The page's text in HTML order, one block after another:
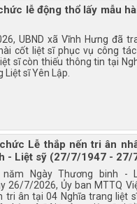
lễ động thổ lấy mẫu
UBND xã Vĩnh Hưng đã
cốt liệt sĩ phục vụ công
sĩ còn thiếu thông tin tại
sĩ Yên Lập.
Lễ thắp nến tri ân
- Liệt sỹ (27/7/1947 - 27/
năm Ngày Thương binh -
26/7/2026, Ủy ban MTTQ
tri ân tại 04 Nghĩa trang liệt